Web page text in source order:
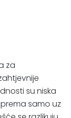
za
su niska
samo uz